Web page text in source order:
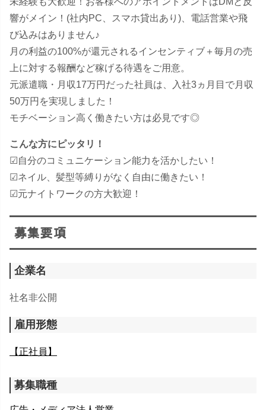
響がメイン！(社内PC、スマホ貸出あり)、電話営業や飛
び込みはありません♪
月の利益の100%が還元されるインセンティブ＋毎月の売
上に対する報酬など稼げる待遇をご用意。
元派遣職・月収17万円だった社員は、入社3ヵ月目で月収
50万円を実現しました！
モチベーション高く働きたい方は必見です◎
こんな方にピッタリ！
☑自分のコミュニケーション能力を活かしたい！
​☑ネイル、髪型等縛りがなく自由に働きたい！
☑元ナイトワークの方大歓迎！
募集要項
企業名
社名非公開
雇用形態
【正社員】
募集職種